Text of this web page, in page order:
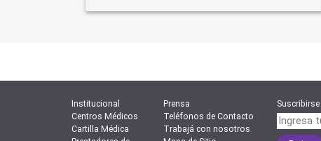
Institucional
Centros Médicos
Cartilla Médica
Prensa
Teléfonos de Contacto
Trabajá con nosotros